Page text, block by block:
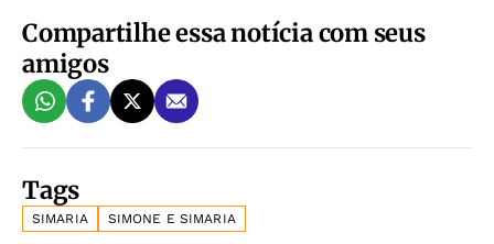
Compartilhe essa notícia com seus
amigos
Tags
SIMARIA SIMONE E SIMARIA